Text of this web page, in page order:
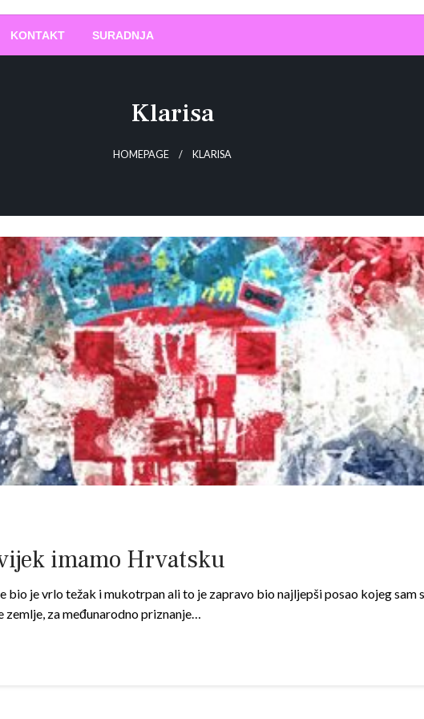
KONTAKT SURADNJA
Klarisa
HOMEPAGE KLARISA
imamo Hrvatsku
bio je vrlo težak i mukotrpan ali to je zapravo bio najljepši posao kojeg sam
za međunarodno priznanje…